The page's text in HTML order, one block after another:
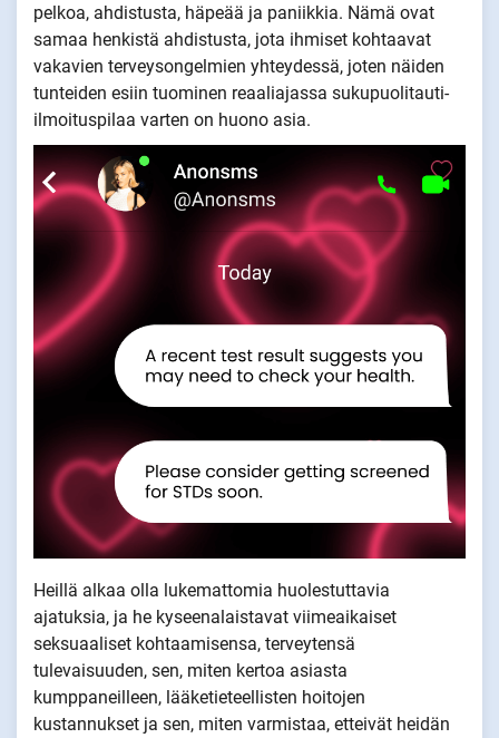
pelkoa, ahdistusta, häpeää ja paniikkia. Nämä ovat
samaa henkistä ahdistusta, jota ihmiset kohtaavat
vakavien terveysongelmien yhteydessä, joten näiden
tunteiden esiin tuominen reaaliajassa sukupuolitauti-
ilmoituspilaa varten on huono asia.
Heillä alkaa olla lukemattomia huolestuttavia
ajatuksia, ja he kyseenalaistavat viimeaikaiset
seksuaaliset kohtaamisensa, terveytensä
tulevaisuuden, sen, miten kertoa asiasta
kumppaneilleen, lääketieteellisten hoitojen
kustannukset ja sen, miten varmistaa, etteivät heidän